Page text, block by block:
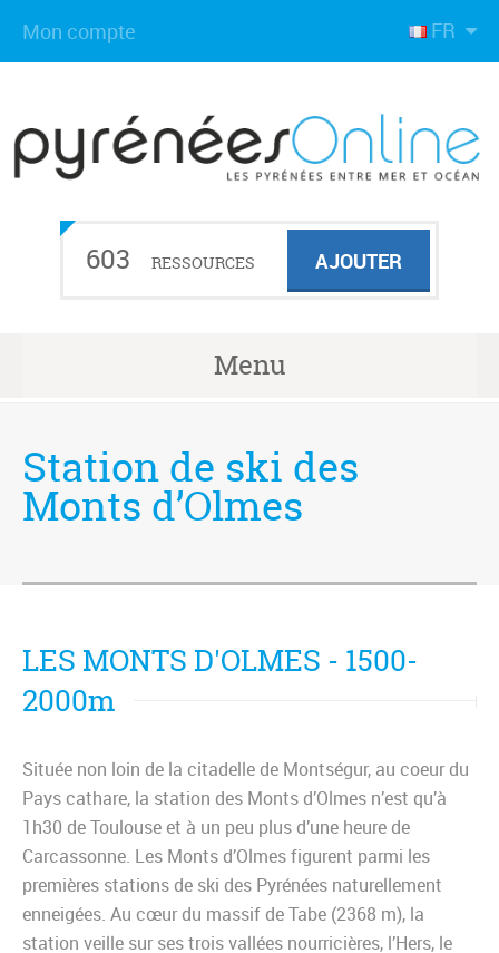
FR
Mon compte
603 RESSOURCES AJOUTER
Menu
Station de ski des
Monts d’Olmes
LES MONTS D'OLMES - 1500-
2000m
Située non loin de la citadelle de Montségur, au coeur du
Pays cathare, la station des Monts d’Olmes n’est qu’à
1h30 de Toulouse et à un peu plus d’une heure de
Carcassonne. Les Monts d’Olmes figurent parmi les
premières stations de ski des Pyrénées naturellement
enneigées. Au cœur du massif de Tabe (2368 m), la
station veille sur ses trois vallées nourricières, l’Hers, le